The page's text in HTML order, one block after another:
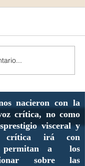
nacieron con la
crítica, no como
visceral y
crítica irá con
permitan a los
sobre las